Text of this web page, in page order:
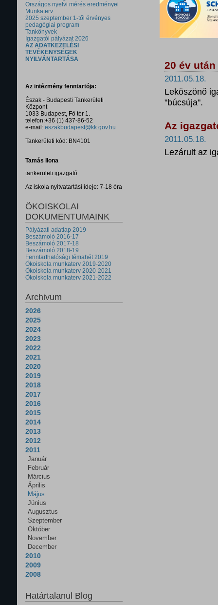
Országos nyelvi mérés eredményei
Munkaterv
2025 szeptember 1-től érvényes
pedagógiai program
Tankönyvek
Igazgatói pályázat 2026
AZ ADATKEZELÉSI
TEVÉKENYSÉGEK
NYILVÁNTARTÁSA
Az intézmény fenntartója:
Észak - Budapesti Tankerületi
Központ
1033 Budapest, Fő tér 1.
telefon:+36 (1) 437-86-52
e-mail: eszakbudapest@kk.gov.hu
Tankerületi kód: BN4101
Tamás Ilona
tankerületi igazgató
Az iskola nyitvatartási ideje: 7-18 óra
ÖKOISKOLAI
DOKUMENTUMAINK
Pályázati adatlap 2019
Beszámoló 2016-17
Beszámoló 2017-18
Beszámoló 2018-19
Fenntarthatósági témahét 2019
Ökoiskola munkaterv 2019-2020
Ökoiskola munkaterv 2020-2021
Ökoiskola munkaterv 2021-2022
Archivum
2026
2025
2024
2023
2022
2021
2020
2019
2018
2017
2016
2015
2014
2013
2012
2011
Január
Február
Március
Április
Május
Június
Augusztus
Szeptember
Október
November
December
2010
2009
2008
Határtalanul Blog
20 év
2011.05.18.
Leköszönő
"búcsúja".
Az
2011.05.18.
Lezárult az